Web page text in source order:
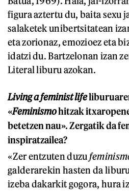
figura aztertu du, baita sexu
salaketek unibertsitatean
eta zorionaz, emozioez eta
idatzi du. Bartzelonan izan
Literal liburu azokan.
Living a feminist life
«Feminismohitzak
betetzen nau». Zergatik da
inspiratzailea?
«Zer entzuten duzu
galderarekin hasten da
izeba dakarkit gogora, hura